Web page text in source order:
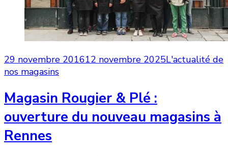
29 novembre 201612 novembre 2025L'actualité de
nos magasins
Magasin Rougier & Plé :
ouverture du nouveau magasins à
Rennes